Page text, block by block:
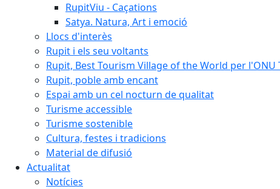
RupitViu - Caçations
Satya. Natura, Art i emoció
Llocs d'interès
Rupit i els seu voltants
Rupit, Best Tourism Village of the World per l'ONU
Rupit, poble amb encant
Espai amb un cel nocturn de qualitat
Turisme accessible
Turisme sostenible
Cultura, festes i tradicions
Material de difusió
Actualitat
Notícies